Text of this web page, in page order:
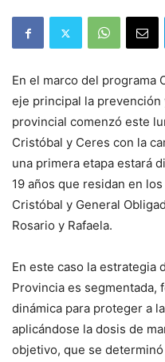
En el marco del programa
eje principal la
provincial comenzó este
Cristóbal y Ceres con la
una primera etapa estará
19 años que residan en
Cristóbal y General
Rosario y Rafaela.
En este caso la estrategia
Provincia es segmentada,
dinámica para proteger a
aplicándose la dosis de
objetivo, que se